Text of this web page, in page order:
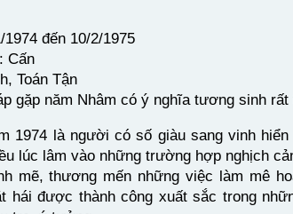
đến 10/2/1975
Cấn
Toán Tận
gặp năm Nhâm có ý nghĩa tương sinh rất
1974 là người có số giàu sang vinh
lúc lâm vào những trường hợp nghịch
mẽ, thương mến những việc làm mê
hái được thành công xuất sắc trong